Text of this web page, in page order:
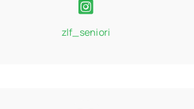
zlf_seniori